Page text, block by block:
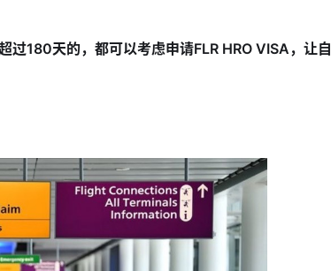
过180天的，都可以考虑申请FLR HRO VISA，让自